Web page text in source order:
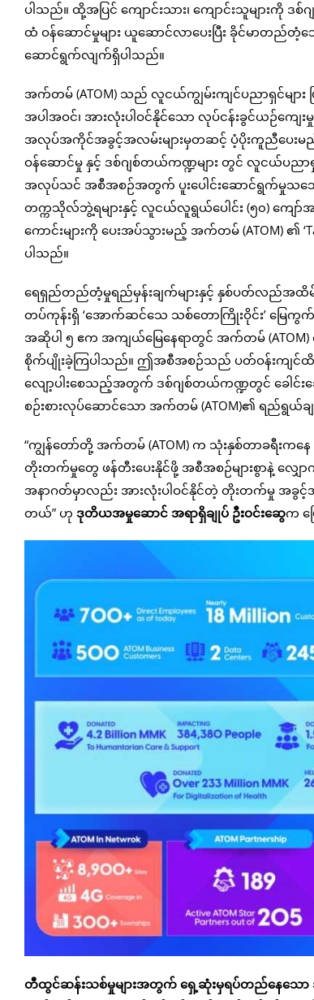
ပါသည်။ ထို့အပြင် ကျောင်းသား၊ ကျောင်းသူများကို
ထံ ဝန်ဆောင်မှုများ ယူဆောင်လာပေးပြီး ခိုင်မာတည်တံ့သ
ဆောင်ရွက်လျက်ရှိပါသည်။
အက်တမ် (ATOM) သည် လူငယ်ကျွမ်းကျင်ပညာရှင်များ ပ
အပါအဝင်၊ အားလုံးပါဝင်နိုင်သော လုပ်ငန်းခွင်ယဉ်ကျေ
အလုပ်အကိုင်အခွင့်အလမ်းများမှတဆင့် ပံ့ပိုးကူညီပေး
ဝန်ဆောင်မှု နှင့် ဒစ်ဂျစ်တယ်ကဏ္ဍများ တွင် လူငယ်ပညာ
အလုပ်သင် အစီအစဉ်အတွက် ပူးပေါင်းဆောင်ရွက်မှုသဘ
တက္ကသိုလ်ဘွဲ့ရများနှင့် လူငယ်လူရွယ်ပေါင်း (၅၀) ကျ
ကောင်းများကို ပေးအပ်သွားမည့် အက်တမ် (ATOM) ၏
ပါသည်။
ရေရှည်တည်တံ့မှုရည်မှန်းချက်များနှင့် နှစ်ပတ်လည်အထိမ်
တပ်ကုန်းရှိ ‘အောက်ဆင်သေ သစ်တောကြိုးဝိုင်း’ မြေကွက်
အဆိုပါ ၅ ဧက အကျယ်မြေနေရာတွင် အက်တမ် (ATOM) ၏
စိုက်ပျိုးခဲ့ကြပါသည်။ ဤအစီအစဉ်သည် ပတ်ဝန်းကျင်ထိန်
လျော့ပါးစေသည့်အတွက် ဒစ်ဂျစ်တယ်ကဏ္ဍတွင် ခေါင်
စဉ်းစားလုပ်ဆောင်သော အက်တမ် (ATOM)၏ ရည်ရွယ်ခ
“ကျွန်တော်တို့ အက်တမ် (ATOM) က သုံးနှစ်တာခရီးကနေ
တိုးတက်မှုတွေ ဖန်တီးပေးနိုင်ဖို့ အစီအစဉ်များစွာနဲ့ လျှ
အနာဂတ်မှာလည်း အားလုံးပါဝင်နိုင်တဲ့ တိုးတက်မှု အခွင့်
တယ်” ဟု ဒုတိယအမှုဆောင် အရာရှိချုပ် ဦးဝင်းဆွေက ပ
တီထွင်ဆန်းသစ်မှုများအတွက် ရှေ့ဆုံးမှရပ်တည်နေသေ